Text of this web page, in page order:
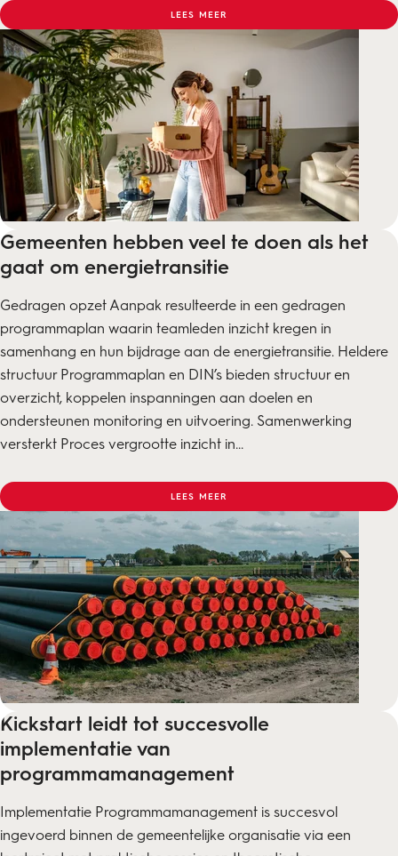
LEES MEER
Gemeenten hebben veel te doen als het
gaat om energietransitie
Gedragen opzet Aanpak resulteerde in een gedragen
programmaplan waarin teamleden inzicht kregen in
samenhang en hun bijdrage aan de energietransitie. Heldere
structuur Programmaplan en DIN’s bieden structuur en
overzicht, koppelen inspanningen aan doelen en
ondersteunen monitoring en uitvoering. Samenwerking
versterkt Proces vergrootte inzicht in...
LEES MEER
Kickstart leidt tot succesvolle
implementatie van
programmamanagement
Implementatie Programmamanagement is succesvol
ingevoerd binnen de gemeentelijke organisatie via een